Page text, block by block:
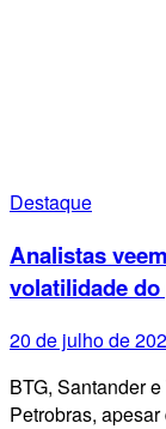
Destaque
Analistas
volatilidade
20 de julho de
BTG, Santander
Petrobras,